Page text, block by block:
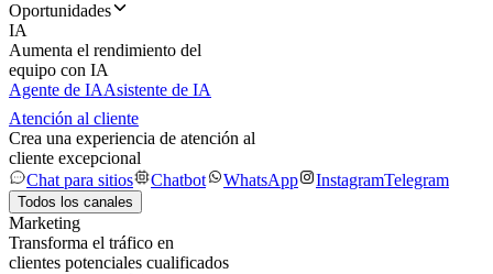
Oportunidades
IA
Aumenta el rendimiento del
equipo con IA
Agente de IAAsistente de IA
Atención al cliente
Crea una experiencia de atención al
cliente excepcional
Chat para sitios
Chatbot WhatsApp InstagramTelegram
Todos los canales
Marketing
Transforma el tráfico en
clientes potenciales cualificados